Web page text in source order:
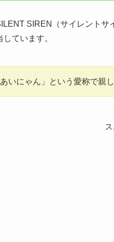
SIREN（サイレント
ています。
あいにゃん」という愛称で親